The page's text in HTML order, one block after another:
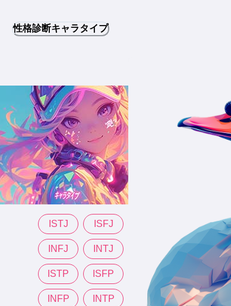
性格診断キャラタイプ
ISTJ ISFJ
INFJ INTJ
ISTP ISFP
INFP INTP